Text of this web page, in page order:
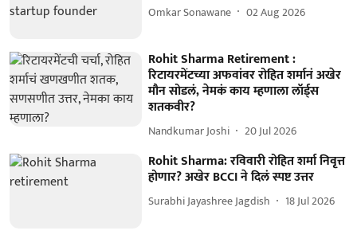
Omkar Sonawane 02 Aug 2026
Rohit Sharma Retirement :
रिटायरमेंटच्या अफवांवर रोहित शर्मानं अखेर
मौन सोडलं, नेमकं काय म्हणाला लॉर्ड्स
शतकवीर?
Nandkumar Joshi 20 Jul 2026
Rohit Sharma: रविवारी रोहित शर्मा निवृत्त
होणार? अखेर BCCI ने दिलं स्पष्ट उत्तर
Surabhi Jayashree Jagdish 18 Jul 2026